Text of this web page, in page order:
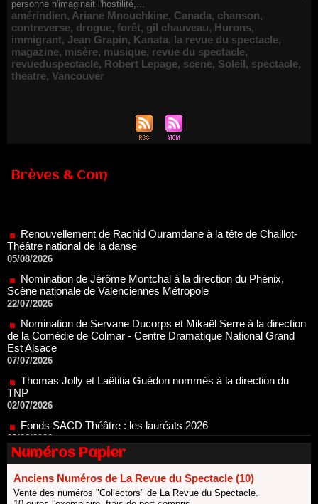
personne n'imaginait l'hostilité,...
amérindien, Ariane Mnouchkine, Canada, chanson,
contreverse, drogue, forêt, gil chauveau, Hurons,
immigrant, Jean Grapin, Kanata, la revue du spectacle,
magazine, misère, musique, revue du spectacle,
revueduspectacle, Robert Lepage, scene, Soleil, spectacle,
theatre, Vancouver
Brèves & Com
05/08/2026
Nomination de Jérôme Montchal à la direction du Phénix,
Scène nationale de Valenciennes Métropole
22/07/2026
Nomination de Servane Ducorps et Mikaël Serre à la direction
de la Comédie de Colmar - Centre Dramatique National Grand
Est Alsace
07/07/2026
Thomas Jolly et Laëtitia Guédon nommés à la direction du
TNP
02/07/2026
Fonds SACD Théâtre : les lauréats 2026
23/06/2026
Dispositif ARTCENA Écrire pour le cirque, les lauréats 2026 !
20/06/2026
Le palmarès des prix SACD 2026
18/06/2026
Les 10 lauréats du Fonds Grandes Formes Théâtre 2026
Numéros Papier
Anciens Numéros de La Revue du Spectacle (10)
Vente des numéros "Collectors" de La Revue du Spectacle.